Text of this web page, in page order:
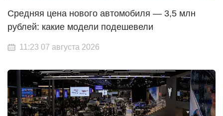
Средняя цена нового автомобиля — 3,5 млн
рублей: какие модели подешевели
11:23 07 августа 2026